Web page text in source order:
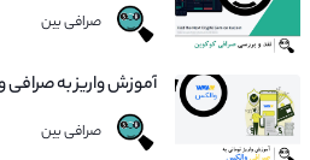
صرافی بین
آموزش واریز به
صرافی بین